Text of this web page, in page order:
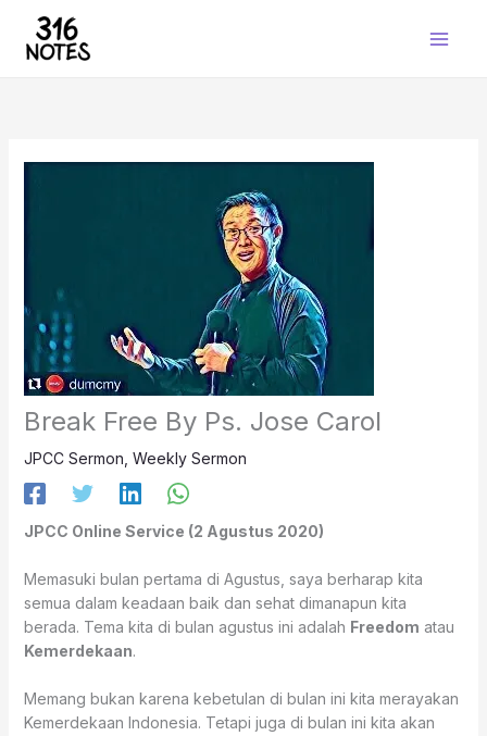
content
Break Free By Ps. Jose Carol
JPCC Sermon Weekly Sermon
JPCC Online Service (2 Agustus 2020)
Memasuki bulan pertama di Agustus, saya berharap kita
semua dalam keadaan baik dan sehat dimanapun kita
berada. Tema kita di bulan agustus ini adalah Freedom atau
Kemerdekaan.
Memang bukan karena kebetulan di bulan ini kita merayakan
Kemerdekaan Indonesia. Tetapi juga di bulan ini kita akan